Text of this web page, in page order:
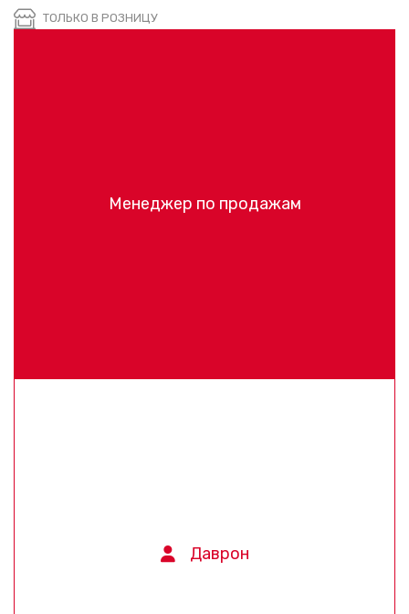
ТОЛЬКО В РОЗНИЦУ
Менеджер по продажам
Даврон